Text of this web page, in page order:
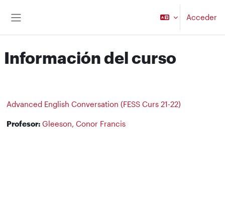
Acceder
Información del curso
Advanced English Conversation (FESS Curs 21-22)
Profesor: Gleeson, Conor Francis